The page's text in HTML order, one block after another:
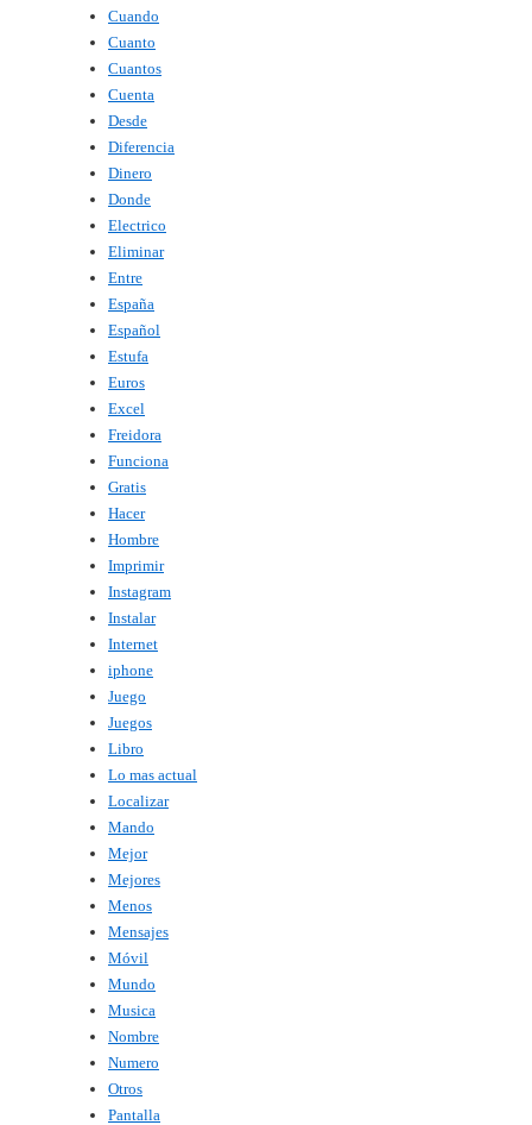
Cuando
Cuanto
Cuantos
Cuenta
Desde
Diferencia
Dinero
Donde
Electrico
Eliminar
Entre
España
Español
Estufa
Euros
Excel
Freidora
Funciona
Gratis
Hacer
Hombre
Imprimir
Instagram
Instalar
Internet
iphone
Juego
Juegos
Libro
Lo mas actual
Localizar
Mando
Mejor
Mejores
Menos
Mensajes
Móvil
Mundo
Musica
Nombre
Numero
Otros
Pantalla